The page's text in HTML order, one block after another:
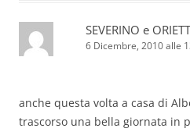
SEVERINO e
6 Dicembre, 2010 alle
anche questa volta a casa di
trascorso una bella giornata in